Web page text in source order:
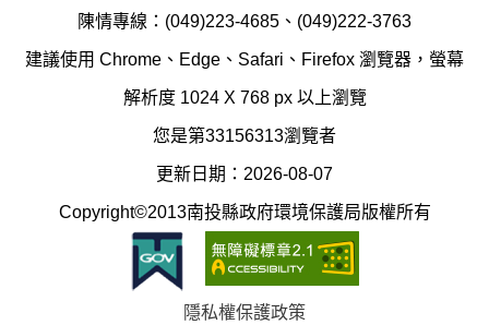
局
圖
制
科
(南
陳情專線：(049)223-4685、(049)222-3763
建議使用 Chrome、Edge、Safari、Firefox 瀏覽器，螢幕
解析度 1024 X 768 px 以上瀏覽
您是第33156313瀏覽者
更新日期：2026-08-07
Copyright©2013南投縣政府環境保護局版權所有
隱私權保護政策